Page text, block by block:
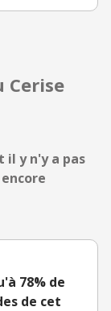
Cerise
il y n'y a pas
78% de
de cet